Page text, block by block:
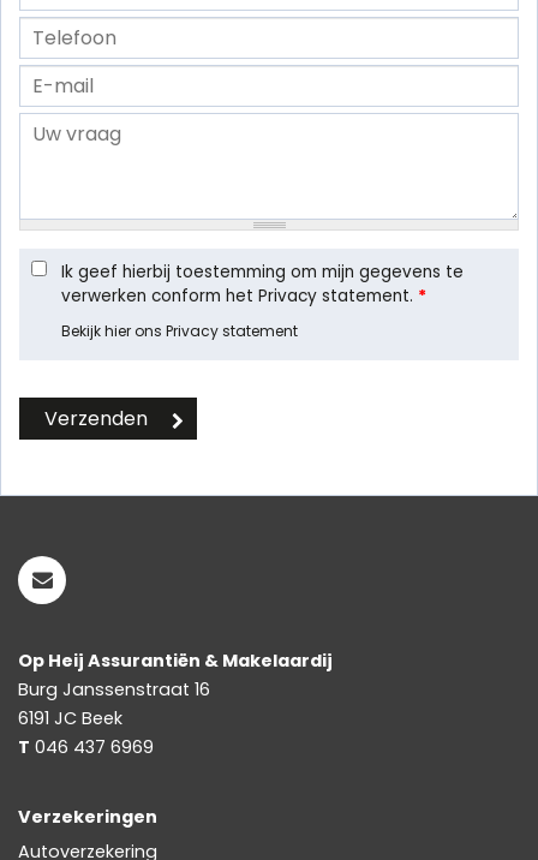
Ik geef hierbij toestemming om mijn gegevens te
verwerken conform het Privacy statement. *
Bekijk hier ons Privacy statement
Op Heij Assurantiën & Makelaardij
Burg Janssenstraat 16
6191 JC Beek
T 046 437 6969
Verzekeringen
Autoverzekering